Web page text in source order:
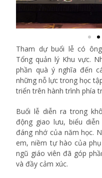
Tham dự buổi lễ có
Tổng quản lý Khu vực.
phần quà ý nghĩa đến
những nỗ lực trong học
triển trên hành trình phía
Buổi lễ diễn ra trong
động giao lưu, biểu
đáng nhớ của năm học.
em, niềm tự hào của
ngũ giáo viên đã góp
và đầy cảm xúc.